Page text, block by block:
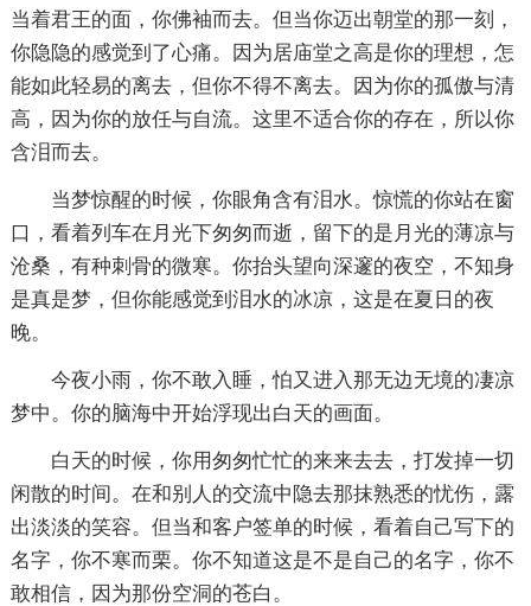
当着君王的面，你佛袖而去。但当你迈出朝堂的那一刻，
你隐隐的感觉到了心痛。因为居庙堂之高是你的理想，怎
能如此轻易的离去，但你不得不离去。因为你的孤傲与清
高，因为你的放任与自流。这里不适合你的存在，所以你
含泪而去。
当梦惊醒的时候，你眼角含有泪水。惊慌的你站在窗
口，看着列车在月光下匆匆而逝，留下的是月光的薄凉与
沧桑，有种刺骨的微寒。你抬头望向深邃的夜空，不知身
是真是梦，但你能感觉到泪水的冰凉，这是在夏日的夜
晚。
今夜小雨，你不敢入睡，怕又进入那无边无境的凄凉
梦中。你的脑海中开始浮现出白天的画面。
白天的时候，你用匆匆忙忙的来来去去，打发掉一切
闲散的时间。在和别人的交流中隐去那抹熟悉的忧伤，露
出淡淡的笑容。但当和客户签单的时候，看着自己写下的
名字，你不寒而栗。你不知道这是不是自己的名字，你不
敢相信，因为那份空洞的苍白。